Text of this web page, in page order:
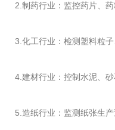
2.制药行业：监控药片、
3.化工行业：检测塑料粒
4.建材行业：控制水泥、
5.造纸行业：监测纸张生